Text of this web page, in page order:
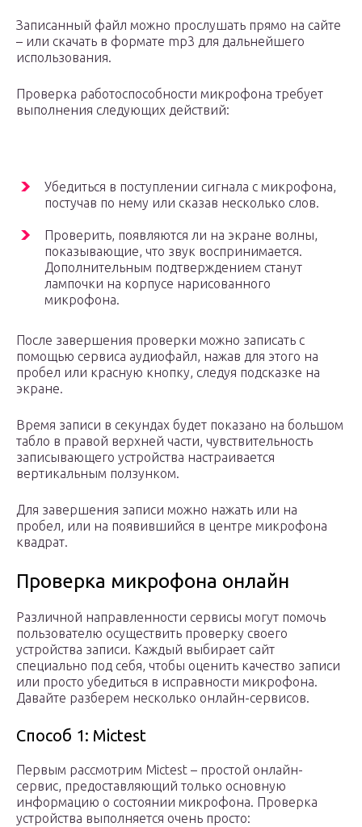
Записанный файл можно прослушать прямо на сайте
– или скачать в формате mp3 для дальнейшего
использования.
Проверка работоспособности микрофона требует
выполнения следующих действий:
Убедиться в поступлении сигнала с микрофона,
постучав по нему или сказав несколько слов.
Проверить, появляются ли на экране волны,
показывающие, что звук воспринимается.
Дополнительным подтверждением станут
лампочки на корпусе нарисованного
микрофона.
После завершения проверки можно записать с
помощью сервиса аудиофайл, нажав для этого на
пробел или красную кнопку, следуя подсказке на
экране.
Время записи в секундах будет показано на большом
табло в правой верхней части, чувствительность
записывающего устройства настраивается
вертикальным ползунком.
Для завершения записи можно нажать или на
пробел, или на появившийся в центре микрофона
квадрат.
Проверка микрофона онлайн
Различной направленности сервисы могут помочь
пользователю осуществить проверку своего
устройства записи. Каждый выбирает сайт
специально под себя, чтобы оценить качество записи
или просто убедиться в исправности микрофона.
Давайте разберем несколько онлайн-сервисов.
Способ 1: Mictest
Первым рассмотрим Mictest – простой онлайн-
сервис, предоставляющий только основную
информацию о состоянии микрофона. Проверка
устройства выполняется очень просто: